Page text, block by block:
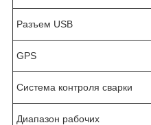
Разъем USB
GPS
Система контроля сварки
Диапазон рабочих